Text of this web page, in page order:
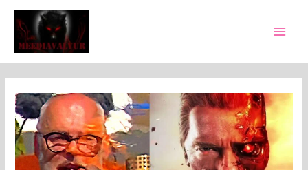
Skip
content
Post
navigation